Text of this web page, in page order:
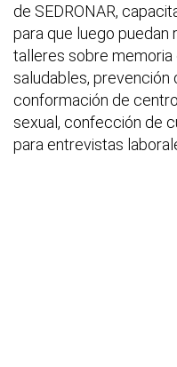
de SEDRONAR,
para que luego puedan
talleres sobre
saludables,
conformación de
sexual, confección de
para entrevistas